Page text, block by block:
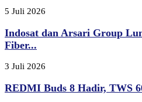
5 Juli 2026
Indosat dan Arsari Group
Fiber...
3 Juli 2026
REDMI Buds 8 Hadir, TWS